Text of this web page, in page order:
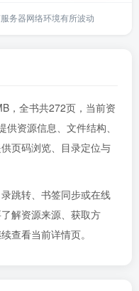
务器网络环境有所波动
，全书共272页，当前资
资源信息、文件结构、
页码浏览、目录定位与
跳转、书签同步或在线
了解资源来源、获取方
查看当前详情页。